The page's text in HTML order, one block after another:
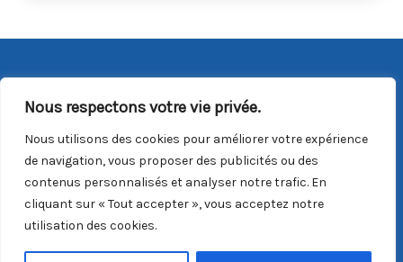
Nous respectons votre vie privée.
Nous utilisons des cookies pour améliorer votre expérience
de navigation, vous proposer des publicités ou des
contenus personnalisés et analyser notre trafic. En
cliquant sur « Tout accepter », vous acceptez notre
utilisation des cookies.
Copyright © 2026 ASL Conseil | Mentions Légales
Du lundi au vendredi : 9h00/18h00
Email :contact@aslconseil.fr
Téléphone :06 31 65 80 46